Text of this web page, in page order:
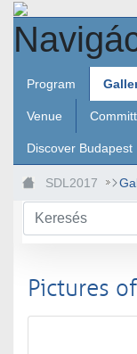
Ugrás a fő tartalomhoz
Program
Venue
Discover Budapest
SDL2017
Pictures